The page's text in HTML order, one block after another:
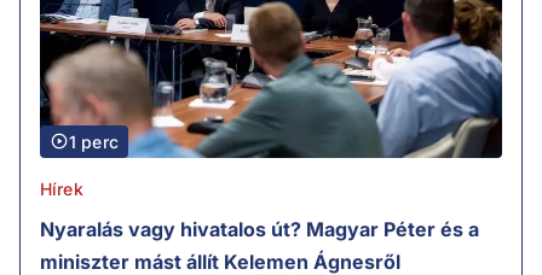
1 perc
Hírek
Nyaralás vagy hivatalos út? Magyar Péter és a
miniszter mást állít Kelemen Ágnesről